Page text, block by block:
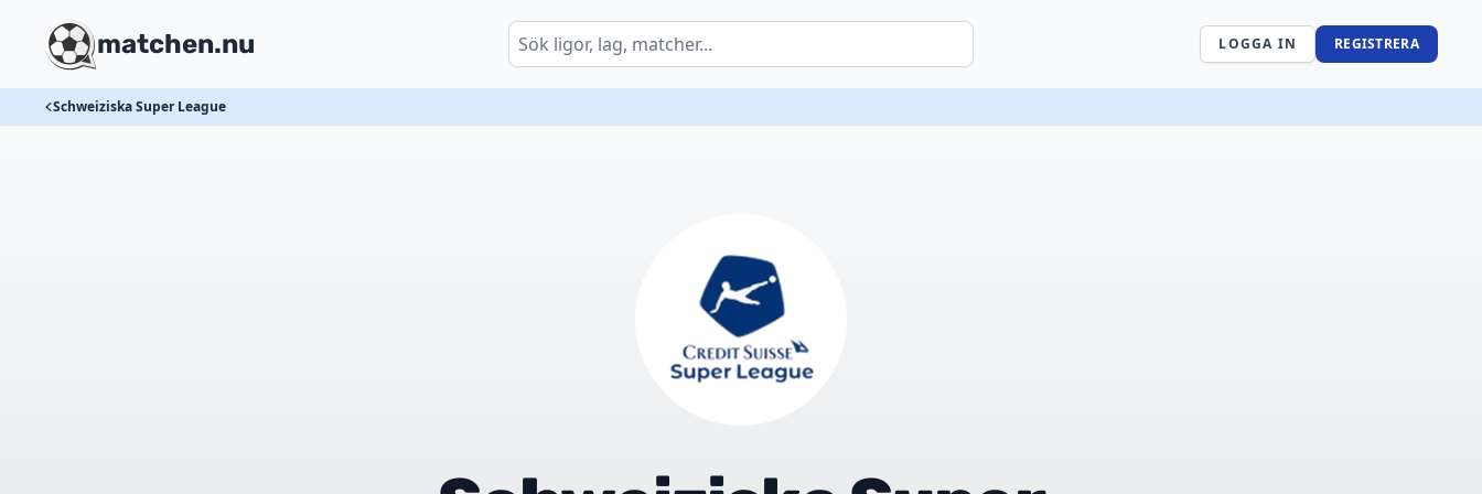
matchen.nu LOGGA IN REGISTRERA
Schweiziska Super League